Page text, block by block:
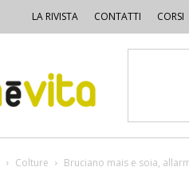
LA RIVISTA CONTATTI CORSI
Colture Bruciano mais e soia,